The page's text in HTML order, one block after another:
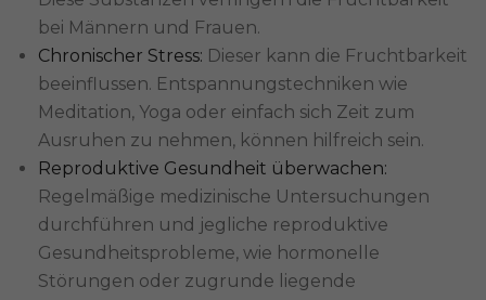
bei Männern und Frauen.
Chronischer Stress: Dieser kann die Fruchtbarkeit
beeinflussen. Entspannungstechniken wie
Meditation, Yoga oder einfach sich Zeit zum
Ausruhen zu nehmen, können hilfreich sein.
Reproduktive Gesundheit überwachen:
Regelmäßige medizinische Untersuchungen
durchführen und jegliche reproduktive
Gesundheitsprobleme, wie hormonelle
Störungen oder zugrunde liegende